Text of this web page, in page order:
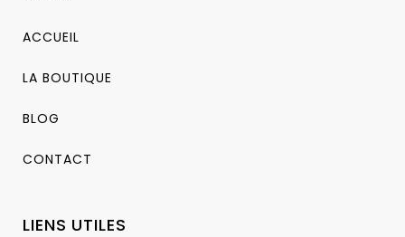
ACCUEIL
LA BOUTIQUE
BLOG
CONTACT
LIENS UTILES